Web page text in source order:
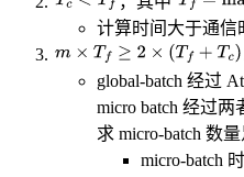
计算时间大于通信
m×T f≥2 ×(Tf +T c)
global-batch 经过
micro batch 经过
求 micro-batch 数
micro-batch 时